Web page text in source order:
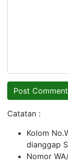
Catatan :
Kolom
dianggap
Nomor